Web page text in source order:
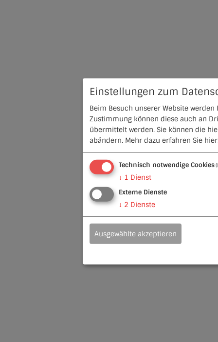
Einstellungen zum
Beim Besuch unserer Website
Zustimmung können diese auch an
übermittelt werden. Sie können die
abändern. Mehr dazu erfahren Sie
Technisch notwendige Cookies
↓ 1 Dienst
Externe Dienste
↓ 2 Dienste
Ausgewählte akzeptieren